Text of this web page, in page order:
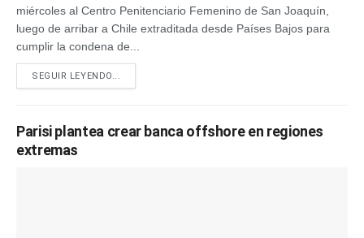
miércoles al Centro Penitenciario Femenino de San Joaquín,
luego de arribar a Chile extraditada desde Países Bajos para
cumplir la condena de...
SEGUIR LEYENDO...
Parisi plantea crear banca offshore en regiones
extremas